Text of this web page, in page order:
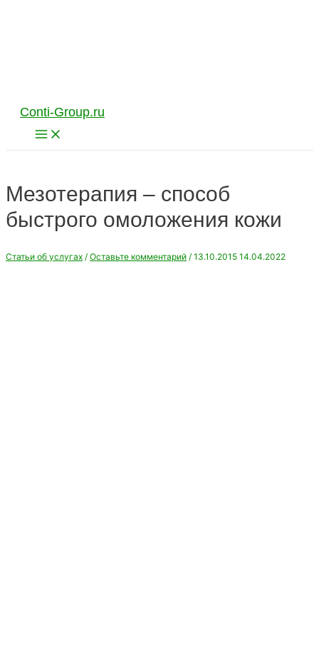
Conti-Group.ru
Main
Menu
Мезотерапия – способ
быстрого омоложения кожи
Статьи об услугах / Оставьте комментарий / 13.10.2015 14.04.2022